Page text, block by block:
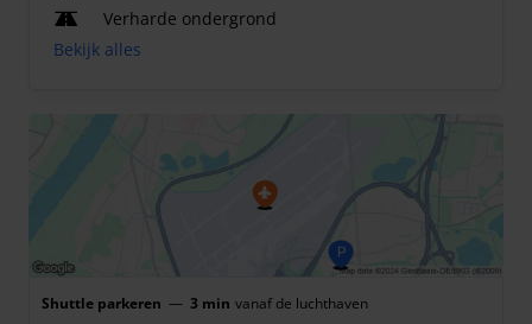
Verharde ondergrond
Bekijk alles
Shuttle parkeren — 3 min vanaf de luchthaven